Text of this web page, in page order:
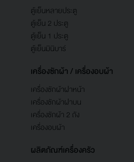
ตู้เย็นหลายประตู
ตู้เย็น 2 ประตู
ตู้เย็น 1 ประตู
ตู้เย็นมินิบาร์
เครื่องซักผ้า / เครื่องอบผ้า
เครื่องซักผ้าฝาหน้า
เครื่องซักผ้าฝาบน
เครื่องซักผ้า 2 ถัง
เครื่องอบผ้า
ผลิตภัณฑ์เครื่องครัว